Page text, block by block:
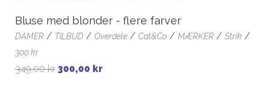
Bluse med blonder - flere farver
DAMER / TILBUD / Overdele / Cat&Co / MÆRKER / Strik /
300 kr
349,00 kr 300,00 kr